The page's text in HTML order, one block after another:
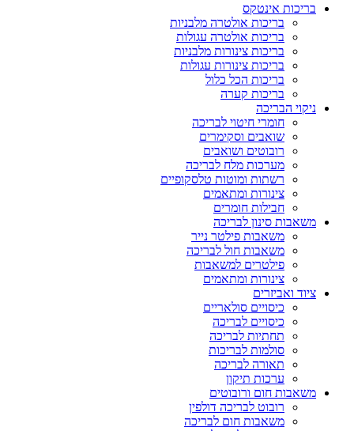
בריכות אינטקס
בריכות אולטרה מלבניות
בריכות אולטרה עגולות
בריכות צינורות מלבניות
בריכות צינורות עגולות
בריכות הכל כלול
בריכות קערה
ניקוי הבריכה
חומרי חיטוי לבריכה
שואבים וסקימרים
רובוטים ושואבים
מערכות מלח לבריכה
רשתות ומוטות טלסקופיים
צינורות ומתאמים
חבילות חומרים
משאבות סינון לבריכה
משאבות פילטר נייר
משאבות חול לבריכה
פילטרים למשאבות
צינורות ומתאמים
ציוד ואביזרים
כיסויים סולאריים
כיסויים לבריכה
תחתיות לבריכה
סולמות לבריכות
תאורה לבריכה
ערכות תיקון
משאבות חום ורובוטים
רובוט לבריכה דולפין
משאבות חום לבריכה